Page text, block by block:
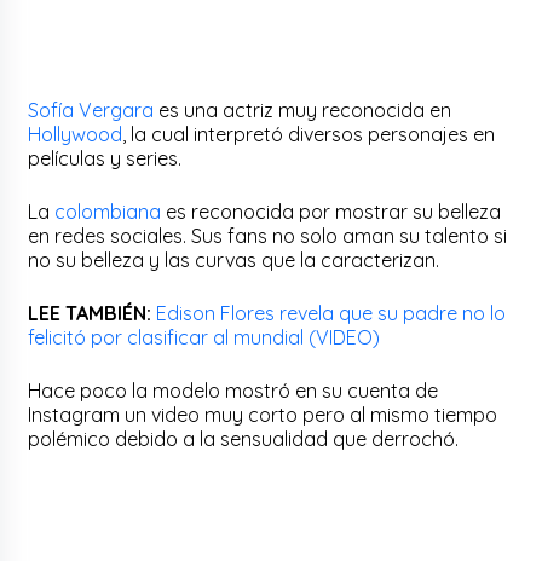
Sofía Vergara es una actriz muy reconocida en
Hollywood , la cual interpretó diversos personajes en
películas y series.
La colombiana es reconocida por mostrar su belleza
en redes sociales. Sus fans no solo aman su talento si
no su belleza y las curvas que la caracterizan.
LEE TAMBIÉN: Edison Flores revela que su padre no lo
felicitó por clasificar al mundial (VIDEO)
Hace poco la modelo mostró en su cuenta de
Instagram un video muy corto pero al mismo tiempo
polémico debido a la sensualidad que derrochó.